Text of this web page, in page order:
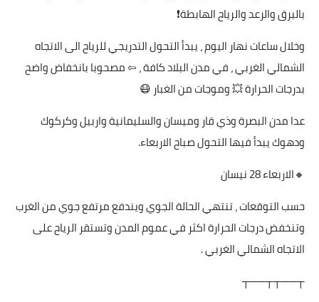
بالبرق والرعد والرياح الهابطة❗
وخلال ساعات نهار اليوم ، يبدأ التحول التدريجي للرياح الى الاتجاه
الشمالي الغربي ، في مدن البلاد كافة ، ⇦ مصحوبا بانخفاض واضح
بدرجات الحرارة 💥 وموجات من الغبار 😷
عدا مدن البصرة وذي قار وميسان والسليمانية واربيل وكركوك
ودهوك يبدأ فيها التحول صباح الاربعاء.
🔸الاربعاء 28 نيسان
حسب التوقعات ، تنتهي الحالة الجوي ويندفع مرتفع جوي من الغرب
وتنخفض درجات الحرارة اكثر في عموم المدن وتستقر الرياح على
الاتجاه الشمالي الغربي .
┬──┬┬──┬